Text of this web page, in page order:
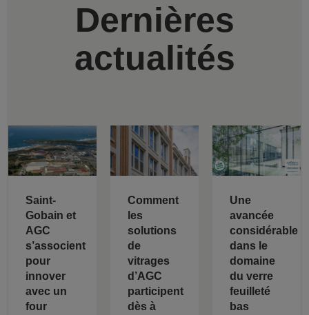
Dernières
actualités
Saint-
Gobain et
AGC
s’associent
pour
innover
avec un
four
Comment
les
solutions
de
vitrages
d’AGC
participent
dès à
Une
avancée
considérable
dans le
domaine
du verre
feuilleté
bas